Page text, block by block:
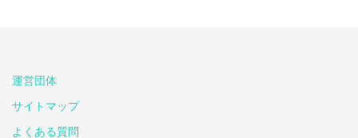
運営団体
サイトマップ
よくある質問